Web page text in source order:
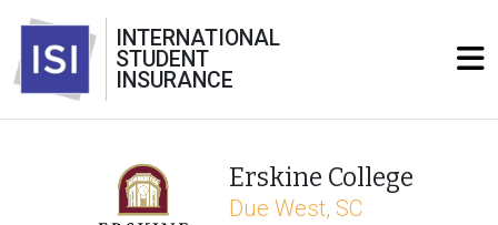
INTERNATIONAL
STUDENT
INSURANCE
Erskine College
Due West, SC